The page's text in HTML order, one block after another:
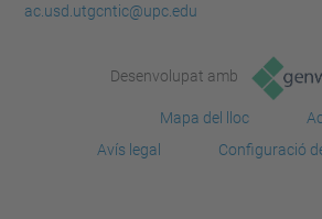
ac.usd.utgcntic@upc.edu
Desenvolupat amb
Mapa del lloc
Avís legal
Configuració